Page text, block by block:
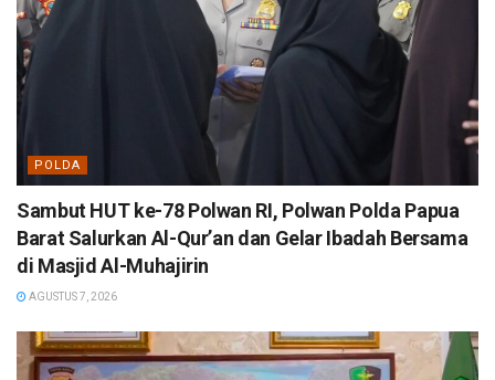
POLDA
Sambut HUT ke-78 Polwan RI, Polwan Polda Papua
Barat Salurkan Al-Qur’an dan Gelar Ibadah Bersama
di Masjid Al-Muhajirin
AGUSTUS 7, 2026